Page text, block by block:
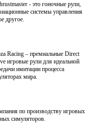
- это гоночные рули,
системы управления
другое.
Racing – премиальные Direct
игровые рули для идеальной
имитации процесса
мира.
по производству игровых
симуляторов.